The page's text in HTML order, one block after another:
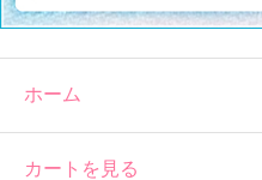
ホーム
カートを見る